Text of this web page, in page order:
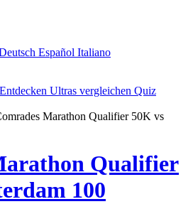
Español Italiano
Entdecken Ultras vergleichen Quiz
Marathon Qualifier 50K vs
Qualifier
100